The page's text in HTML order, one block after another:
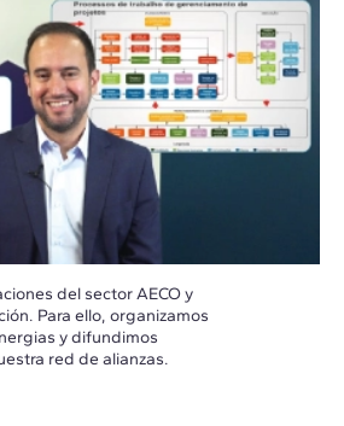
del sector AECO y
Para ello, organizamos
y difundimos
red de alianzas.